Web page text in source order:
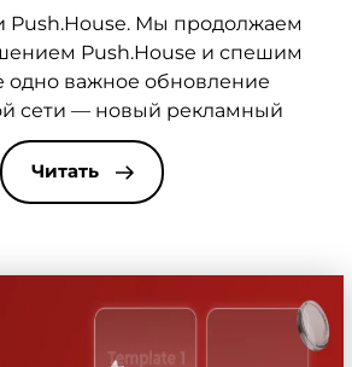
Push.House. Мы продолжаем
Push.House и спешим
одно важное обновление
сети — новый рекламный
том, что такое on-click, в чем
и как с его помощью
профита с
Читать